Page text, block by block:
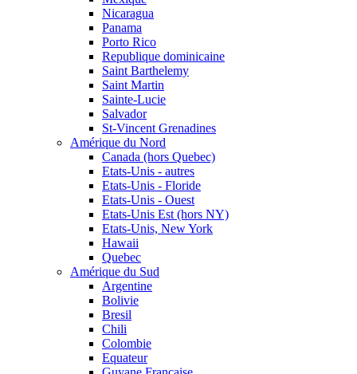
Nicaragua
Panama
Porto Rico
Republique dominicaine
Saint Barthelemy
Saint Martin
Sainte-Lucie
Salvador
St-Vincent Grenadines
Amérique du Nord
Canada (hors Quebec)
Etats-Unis - autres
Etats-Unis - Floride
Etats-Unis - Ouest
Etats-Unis Est (hors NY)
Etats-Unis, New York
Hawaii
Quebec
Amérique du Sud
Argentine
Bolivie
Bresil
Chili
Colombie
Equateur